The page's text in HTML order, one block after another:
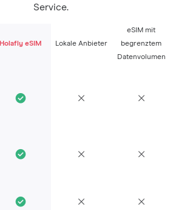
Service.
Holafly eSIM Lokale Anbieter
eSIM mit
begrenztem
Datenvolumen